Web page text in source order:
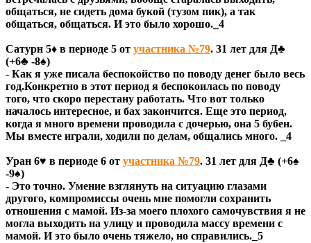
общаться, не сидеть дома букой (тузом пик), а так
общаться, общаться. И это было хорошо._4
Сатурн 5♦ в периоде 5 от участника №79. 31 лет для Д♣
(+6♣ -8♠)
- Как я уже писала беспокойство по поводу денег было весь
год.Конкретно в этот период я беспокоилась по поводу
того, что скоро перестану работать. Что вот только
началось интересное, и бах закончится. Еще это период,
когда я много времени проводила с дочерью, она 5 бубен.
Мы вместе играли, ходили по делам, общались много. _4
Уран 6♥ в периоде 6 от участника №79. 31 лет для Д♣ (+6♠
-9♠)
- Это точно. Умение взглянуть на ситуацию глазами
другого, компромиссы очень мне помогли сохранить
отношения с мамой. Из-за моего плохого самочувствия я не
могла выходить на улицу и проводила массу времени с
мамой. И это было очень тяжело, но справились._5